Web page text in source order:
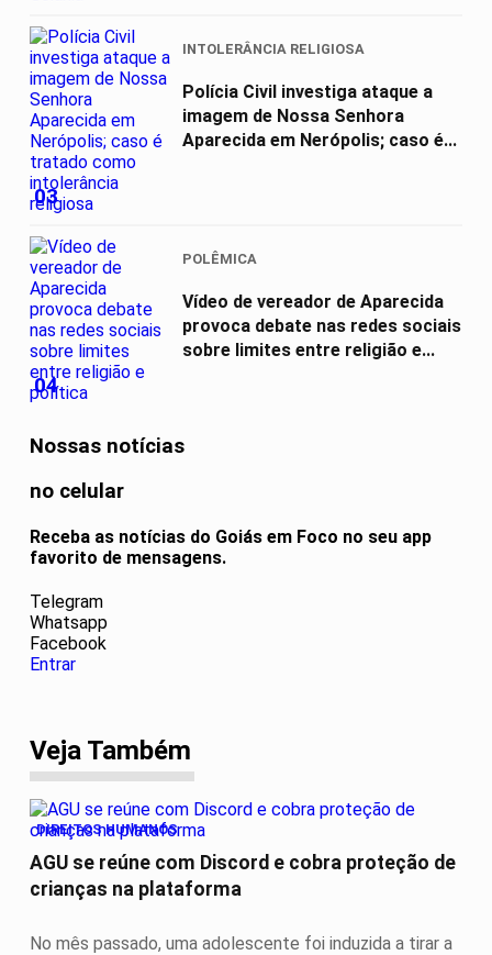
03
INTOLERÂNCIA RELIGIOSA
Polícia Civil investiga ataque a
imagem de Nossa Senhora
Aparecida em Nerópolis; caso é...
04
POLÊMICA
Vídeo de vereador de Aparecida
provoca debate nas redes sociais
sobre limites entre religião e...
Nossas notícias
no celular
Receba as notícias do Goiás em Foco no seu app
favorito de mensagens.
Telegram
Whatsapp
Facebook
Entrar
Veja Também
DIREITOS HUMANOS
AGU se reúne com Discord e cobra proteção de
crianças na plataforma
No mês passado, uma adolescente foi induzida a tirar a